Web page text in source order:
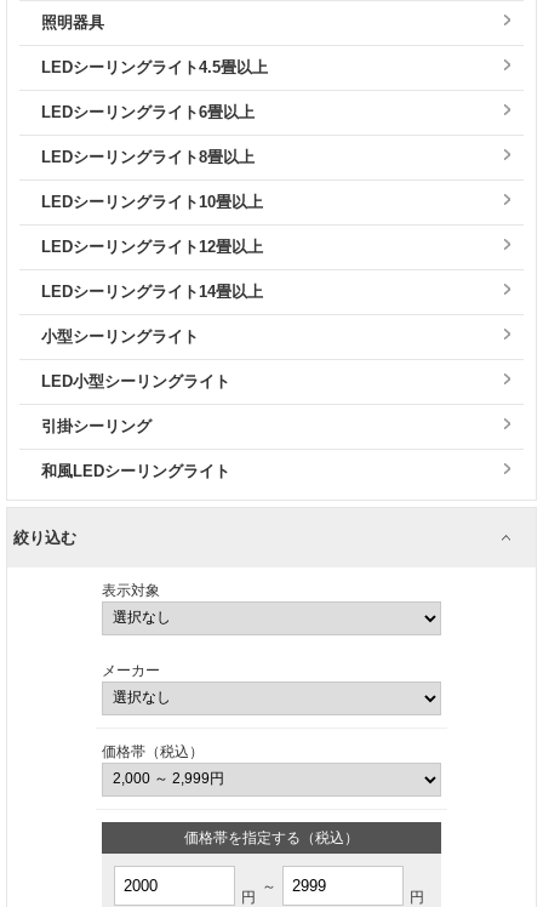
照明器具
LEDシーリングライト4.5畳以上
LEDシーリングライト6畳以上
LEDシーリングライト8畳以上
LEDシーリングライト10畳以上
LEDシーリングライト12畳以上
LEDシーリングライト14畳以上
小型シーリングライト
LED小型シーリングライト
引掛シーリング
和風LEDシーリングライト
絞り込む
表示対象
メーカー
価格帯（税込）
価格帯を指定する（税込）
円
～
円